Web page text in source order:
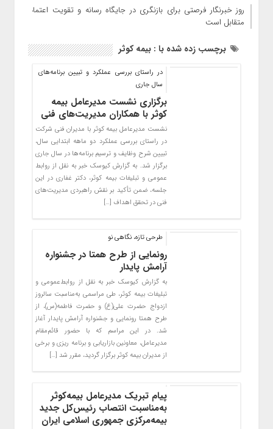
روز خبرنگار فرصتی برای بازنگری در جایگاه رسانه و تقویت اعتماد
متقابل است
برچسب زده شده با : بیمه کوثر
در راستای بررسی عملکرد و تبیین برنامه‌های
سال جاری
برگزاری نشست مدیرعامل بیمه
کوثر با همکاران مدیریت‌های فنی
نشست مدیرعامل بیمه کوثر با مدیران فنی شرکت
در راستای بررسی عملکرد دو ماهه ابتدایی سال،
تبیین شرح وظایف و ترسیم برنامه‌ها در سال جاری
برگزار شد. به گزارش کیوسک خبر به نقل از روابط
عمومی و تبلیغات بیمه کوثر، دکتر غفاری در این
جلسه، ضمن تأکید بر نقش راهبردی مدیریت‌های
فنی در تحقق اهداف […]
طرحی تازه، نگاهی نو
رونمایی از طرح همتا در جشنواره
آرامش پایدار
به گزارش کیوسک خبر به نقل از روابط‌عمومی و
تبلیغات بیمه کوثر، طی مراسمی به‌مناسبت سالروز
ازدواج حضرت علی(ع) و حضرت فاطمه(س)، از
طرح همتا رونمایی و جشنواره آرامش پایدار آغاز
شد. در این مراسم که با حضور قائم‌مقام
مدیرعامل، معاونین بازاریابی و برنامه ریزی و برخی
از مدیران بیمه کوثر برگزار گردید، مقرر شد […]
پیام تبریک مدیرعامل بیمه‌کوثر
به‌مناسبت انتصاب رئیس‌کل جدید
بیمه‌مرکزی جمهوری اسلامی ایران